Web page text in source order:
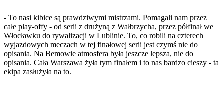
- To nasi kibice są prawdziwymi mistrzami. Pomagali nam przez
całe play-offy - od serii z drużyną z Wałbrzycha, przez półfinał we
Włocławku do rywalizacji w Lublinie. To, co robili na czterech
wyjazdowych meczach w tej finałowej serii jest czymś nie do
opisania. Na Bemowie atmosfera była jeszcze lepsza, nie do
opisania. Cała Warszawa żyła tym finałem i to nas bardzo cieszy - ta
ekipa zasłużyła na to.